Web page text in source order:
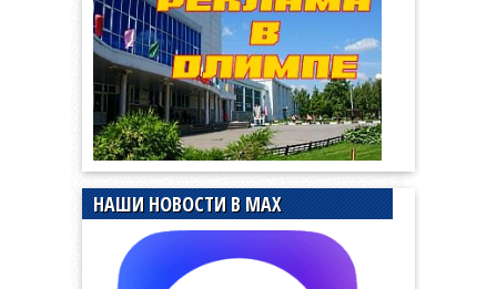
НАШИ НОВОСТИ В MAX